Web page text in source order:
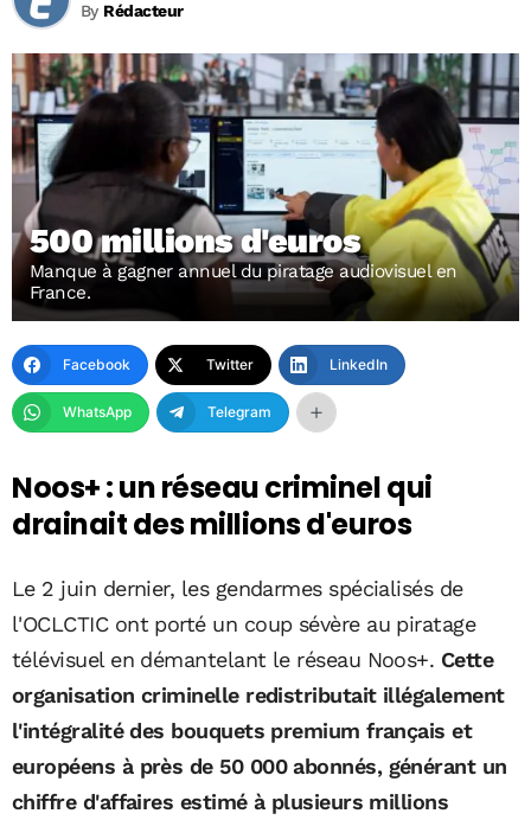
By Rédacteur
500 millions d'euros
Manque à gagner annuel du piratage audiovisuel en
France.
Facebook Twitter LinkedIn
WhatsApp Telegram
Noos+ : un réseau criminel qui
drainait des millions d'euros
Le 2 juin dernier, les gendarmes spécialisés de
l'OCLCTIC ont porté un coup sévère au piratage
télévisuel en démantelant le réseau Noos+. Cette
organisation criminelle redistributait illégalement
l'intégralité des bouquets premium français et
européens à près de 50 000 abonnés, générant un
chiffre d'affaires estimé à plusieurs millions